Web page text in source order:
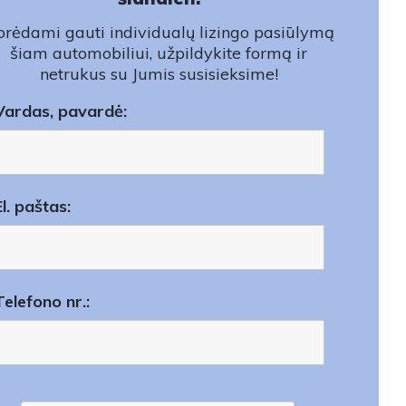
gauti individualų lizingo pasiūlymą
šiam automobiliui, užpildykite formą ir
netrukus su Jumis susisieksime!
pavardė:
paštas:
nr.: